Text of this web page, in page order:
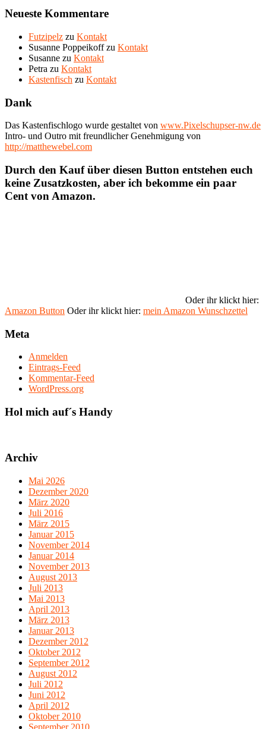
Neueste Kommentare
Futzipelz zu Kontakt
Susanne Poppeikoffzu Kontakt
Susanne zu Kontakt
Petra zu Kontakt
Kastenfisch zu Kontakt
Dank
Das Kastenfischlogo wurde gestaltet von www.Pixelschupser-nw.de
Intro- und Outro mit freundlicher Genehmigung von
http://matthewebel.com
Durch den Kauf über diesen Button entstehen euch
keine Zusatzkosten, aber ich bekomme ein paar
Cent von Amazon.
Oder ihr klickt hier:
Amazon Button Oder ihr klickt hier: mein Amazon Wunschzettel
Meta
Anmelden
Eintrags-Feed
Kommentar-Feed
WordPress.org
Hol mich auf´s Handy
Archiv
Mai 2026
Dezember 2020
März 2020
Juli 2016
März 2015
Januar 2015
November 2014
Januar 2014
November 2013
August 2013
Juli 2013
Mai 2013
April 2013
März 2013
Januar 2013
Dezember 2012
Oktober 2012
September 2012
August 2012
Juli 2012
Juni 2012
April 2012
Oktober 2010